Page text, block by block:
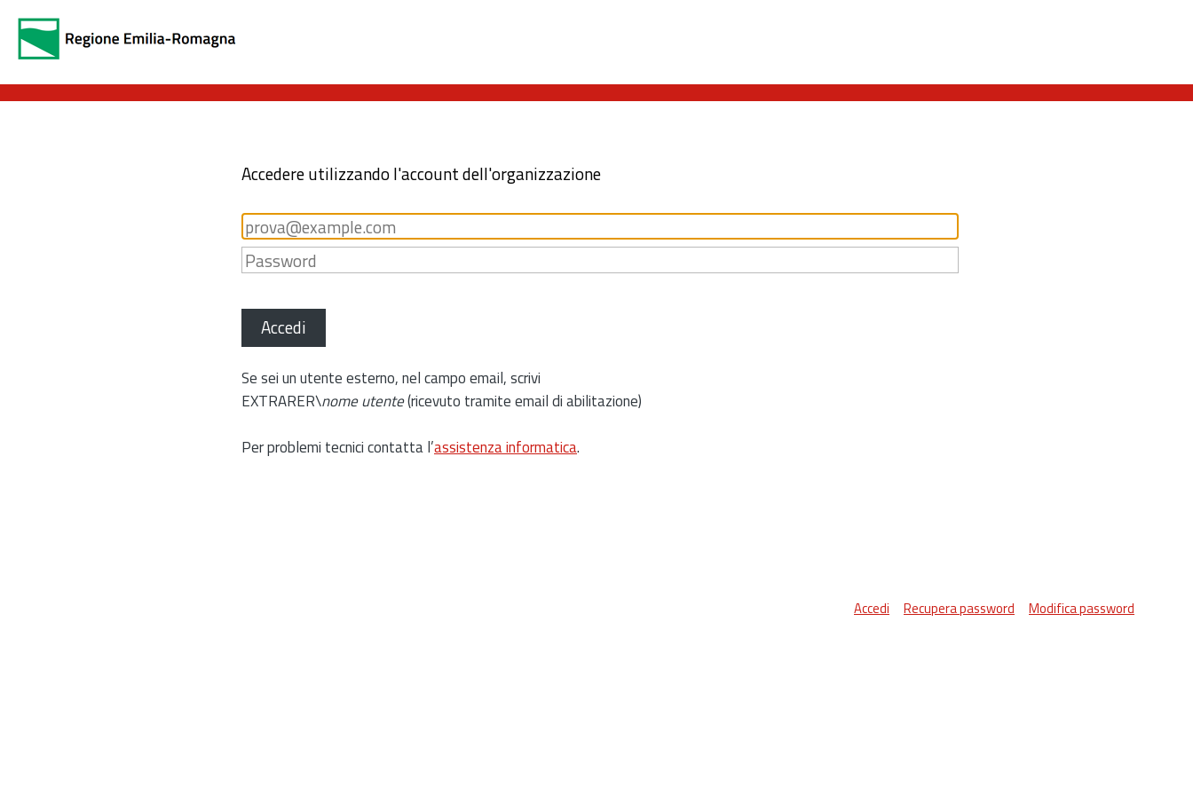
Accedere utilizzando l'account dell'organizzazione
Accedi
Se sei un utente esterno, nel campo email, scrivi
EXTRARER\nome utente(ricevuto tramite email di abilitazione)
Per problemi tecnici contatta l’assistenza informatica.
Accedi Recupera password Modifica password